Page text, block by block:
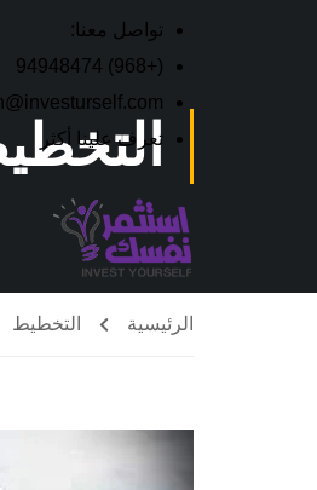
تواصل معنا:
(+968) 94948474
تعرف علينا أكثر
الرئيسية التخطيط